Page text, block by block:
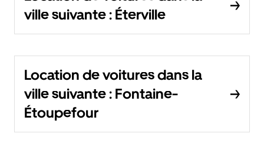
ville suivante : Éterville
Location de voitures dans la
ville suivante : Fontaine-
Étoupefour